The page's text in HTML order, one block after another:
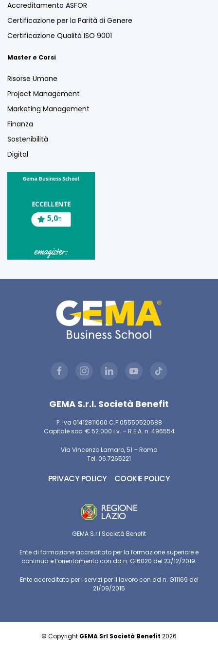
Accreditamento ASFOR
Certificazione per la Parità di Genere
Certificazione Qualità ISO 9001
Master e Corsi
Risorse Umane
Project Management
Marketing Management
Finanza
Sostenibilità
Digital
GEMA S.r.l. Società Benefit
P. Iva 01412811000 C.F.05550520588
Capitale soc. € 52.000 i.v. – R.E.A. n. 496554
Via Vincenzo Lamaro, 51 – Roma
Tel. 06.7265221
PRIVACY POLICY COOKIE POLICY
GEMA S.r.l Società Benefit
Ente di formazione accreditato per la formazione superiore e
continua e l’orientamento con dd n. G16020 del 23/12/2019.
Ente accreditato per i servizi per il lavoro con dd n. G11169 del
21/09/2015
© Copyright GEMA Srl Società Benefit 2026